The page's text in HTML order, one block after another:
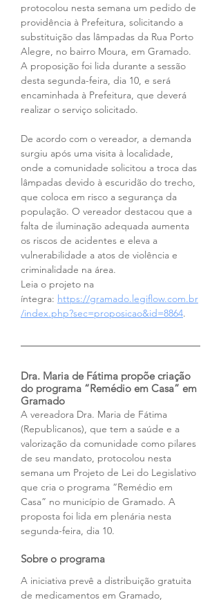
protocolou nesta semana um pedido de
providência à Prefeitura, solicitando a
substituição das lâmpadas da Rua Porto
Alegre, no bairro Moura, em Gramado.
A proposição foi lida durante a sessão
desta segunda-feira, dia 10, e será
encaminhada à Prefeitura, que deverá
realizar o serviço solicitado.
De acordo com o vereador, a demanda
surgiu após uma visita à localidade,
onde a comunidade solicitou a troca das
lâmpadas devido à escuridão do trecho,
que coloca em risco a segurança da
população. O vereador destacou que a
falta de iluminação adequada aumenta
os riscos de acidentes e eleva a
vulnerabilidade a atos de violência e
criminalidade na área.
Leia o projeto na
íntegra: https://gramado.legiflow.com.br
/index.php?sec=proposicao&id=8864.
Dra. Maria de Fátima propõe criação
do programa “Remédio em Casa” em
Gramado
A vereadora Dra. Maria de Fátima
(Republicanos), que tem a saúde e a
valorização da comunidade como pilares
de seu mandato, protocolou nesta
semana um Projeto de Lei do Legislativo
que cria o programa “Remédio em
Casa” no município de Gramado. A
proposta foi lida em plenária nesta
segunda-feira, dia 10.
Sobre o programa
A iniciativa prevê a distribuição gratuita
de medicamentos em Gramado,